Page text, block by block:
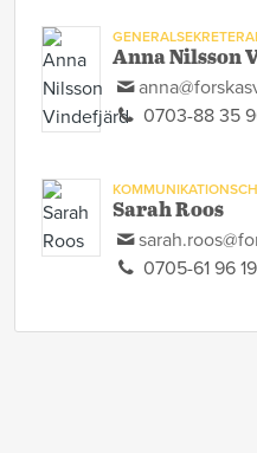
Anna Nilsson
0703-88 35
Sarah Roos
0705-61 96 19